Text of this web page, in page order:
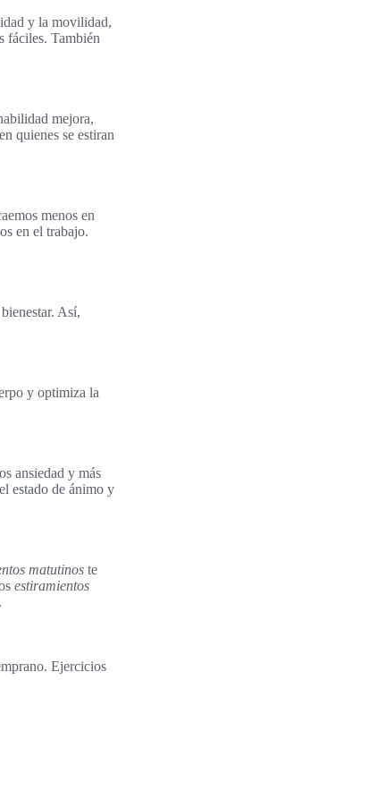
y la movilidad,
fáciles. También
mejora,
quienes se estiran
menos en
en el trabajo.
Así,
y optimiza la
ansiedad y más
estado de ánimo y
matutinos te
estiramientos
Ejercicios